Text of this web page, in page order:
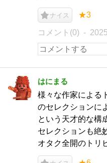
ナイス ★3
コメント(0)
はにまる
様々な作家による
のセレクションに
という天才的な構
セレクションも絶
オタク全開のトリ